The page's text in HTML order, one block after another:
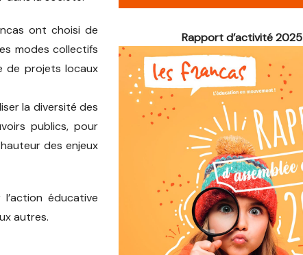
Hilaire
Marché de Noël
ont choisi de
modes collectifs
de projets locaux
la diversité des
publics, pour
des enjeux
éducative
autres.
Rapport d’activité 2025